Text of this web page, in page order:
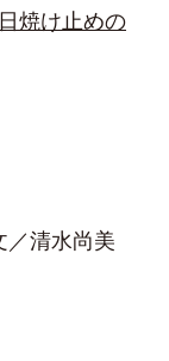
焼け止めの
清水尚美